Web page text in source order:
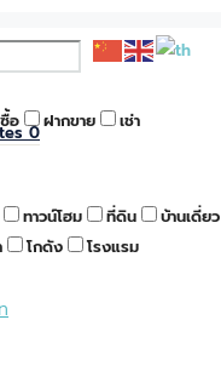
0
ซื้อ ฝากขาย เช่า
ทาวน์โฮม ที่ดิน บ้านเดี่ยว
โกดัง โรงแรม